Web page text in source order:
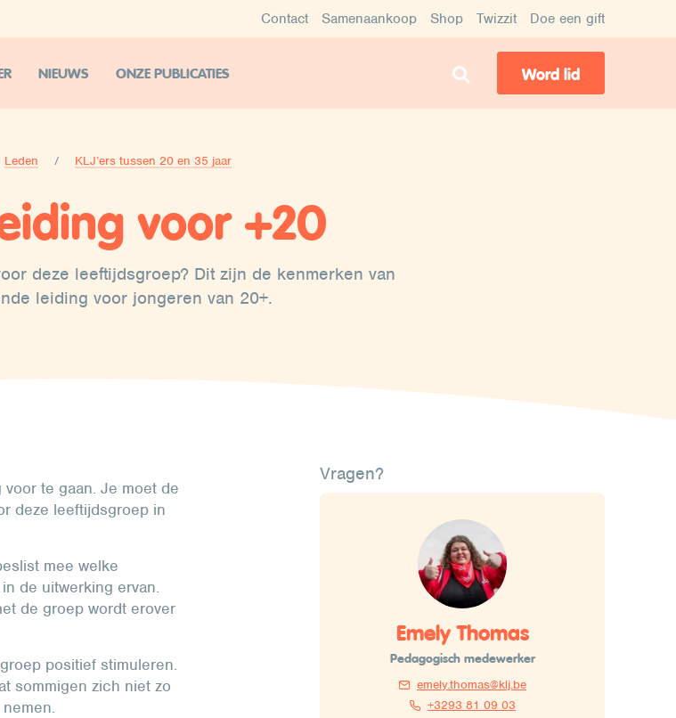
Contact Samenaankoop Shop Twizzit Doe een gift
NIEUWS ONZE PUBLICATIES Word lid
Leden KLJ’ers tussen 20 en 35 jaar
voor +20
deze leeftijdsgroep? Dit zijn de kenmerken van
leiding voor jongeren van 20+.
te gaan. Je moet de
deze leeftijdsgroep in
mee welke
de uitwerking ervan.
de groep wordt erover
positief stimuleren.
sommigen zich niet zo
Vragen?
Emely Thomas
Pedagogisch medewerker
emely.thomas@klj.be
+3293 81 09 03